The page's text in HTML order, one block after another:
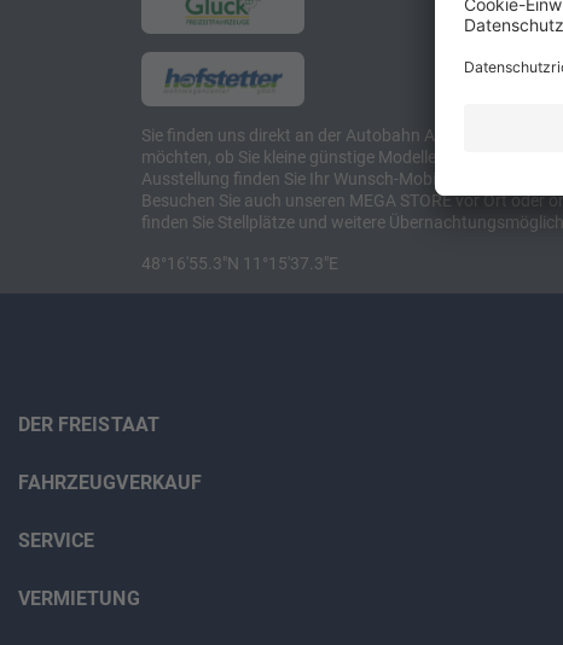
Sie finden uns direkt an der Autobahn A8 zwischen
möchten, ob Sie kleine günstige Modelle suchen, etwa
Ausstellung finden Sie Ihr Wunsch-Mobil und alles für
Besuchen Sie auch unseren MEGA STORE vor Ort oder
finden Sie Stellplätze und weitere
48°16'55.3"N 11°15'37.3"E
DER FREISTAAT
FAHRZEUGVERKAUF
SERVICE
VERMIETUNG